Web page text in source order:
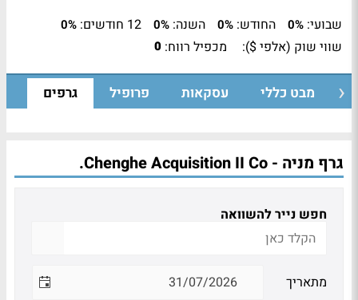
שבועי: 0% החודש: 0% השנה: 0% 12 חודשים: 0%
שווי שוק (אלפי $): מכפיל רווח: 0
מבט כללי עסקאות פרופיל גרפים
גרף מניה - Chenghe Acquisition II Co.
חפש נייר להשוואה
מתאריך